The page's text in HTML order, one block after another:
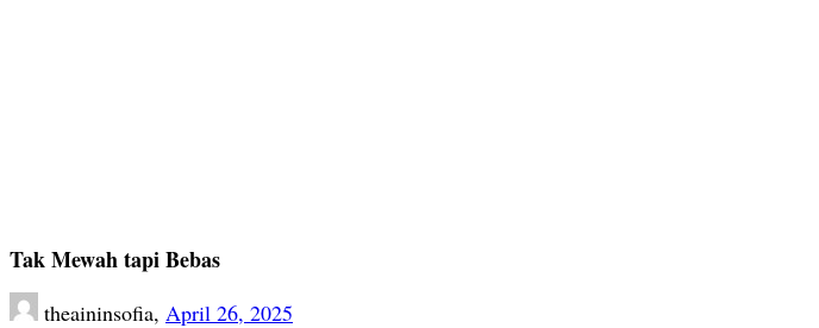
Tak Mewah tapi Bebas
theaininsofia, April 26, 2025